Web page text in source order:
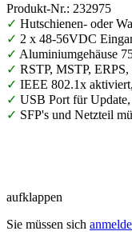
Produkt-Nr.: 232975
✓ Hutschienen- oder
✓ 2 x 48-56VDC
✓ Aluminiumgehäuse
✓ RSTP, MSTP,
✓ IEEE 802.1x
✓ USB Port für
✓ SFP's und Netzteil
aufklappen
Sie müssen sich